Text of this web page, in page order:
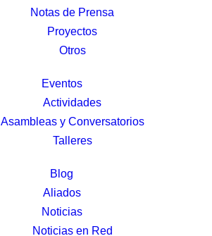
Notas de Prensa
Proyectos
Otros
Eventos
Actividades
Asambleas y Conversatorios
Talleres
Blog
Aliados
Noticias
Noticias en Red